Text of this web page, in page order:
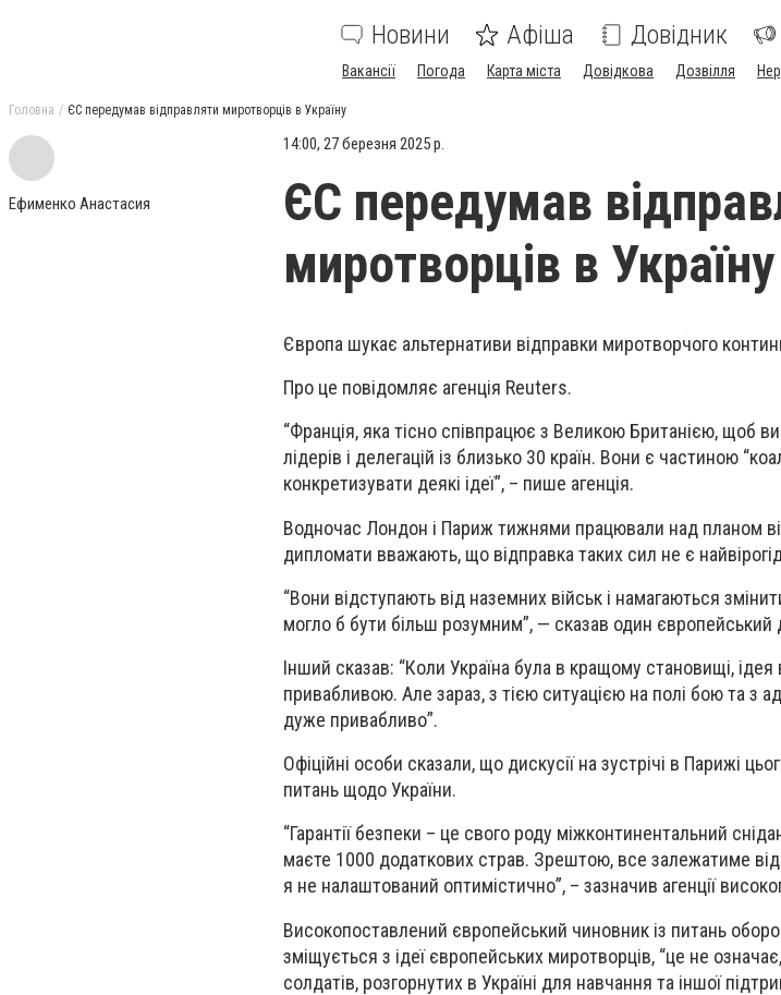
Новини Афіша Довідник
Вакансії Погода Карта міста Довідкова Дозвілля
Головна ЄС передумав відправляти миротворців в Україну
Ефименко Анастасия
14:00, 27 березня 2025 р.
ЄС передумав
миротворців в Україну
Європа шукає альтернативи відправки миротворчого
Про це повідомляє агенція Reuters.
“Франція, яка тісно співпрацює з Великою Британією, щоб
лідерів і делегацій із близько 30 країн. Вони є частиною
конкретизувати деякі ідеї”, – пише агенція.
Водночас Лондон і Париж тижнями працювали над планом
дипломати вважають, що відправка таких сил не є
“Вони відступають від наземних військ і намагаються
могло б бути більш розумним”, — сказав один європейський
Інший сказав: “Коли Україна була в кращому становищі, ідея
привабливою. Але зараз, з тією ситуацією на полі бою та з
дуже привабливо”.
Офіційні особи сказали, що дискусії на зустрічі в Парижі
питань щодо України.
“Гарантії безпеки – це свого роду міжконтинентальний
маєте 1000 додаткових страв. Зрештою, все залежатиме
я не налаштований оптимістично”, – зазначив агенції
Високопоставлений європейський чиновник із питань
зміщується з ідеї європейських миротворців, “це не
солдатів, розгорнутих в Україні для навчання та іншої